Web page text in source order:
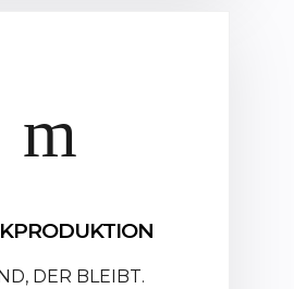
DER BLEIBT.